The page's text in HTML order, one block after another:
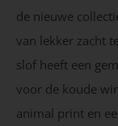
de nieuwe
van lekker zacht
slof heeft een
voor de koude
animal print en